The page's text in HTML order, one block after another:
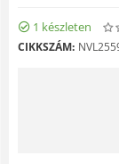
1 készleten
CIKKSZÁM: